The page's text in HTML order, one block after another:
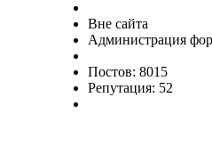
Вне сайта
Администрация
Постов: 8015
Репутация: 52